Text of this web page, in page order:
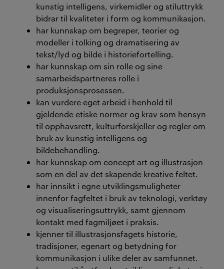
kunstig intelligens, virkemidler og stiluttrykk
bidrar til kvaliteter i form og kommunikasjon.
har kunnskap om begreper, teorier og
modeller i tolking og dramatisering av
tekst/lyd og bilde i historiefortelling.
har kunnskap om sin rolle og sine
samarbeidspartneres rolle i
produksjonsprosessen.
kan vurdere eget arbeid i henhold til
gjeldende etiske normer og krav som hensyn
til opphavsrett, kulturforskjeller og regler om
bruk av kunstig intelligens og
bildebehandling.
har kunnskap om concept art og illustrasjon
som en del av det skapende kreative feltet.
har innsikt i egne utviklingsmuligheter
innenfor fagfeltet i bruk av teknologi, verktøy
og visualiseringsuttrykk, samt gjennom
kontakt med fagmiljøet i praksis.
kjenner til illustrasjonsfagets historie,
tradisjoner, egenart og betydning for
kommunikasjon i ulike deler av samfunnet.